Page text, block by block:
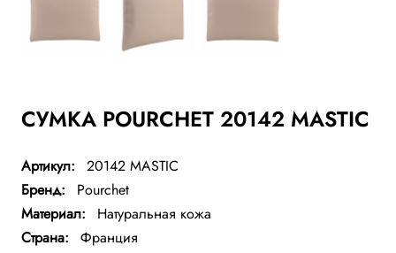
СУМКА POURCHET 20142 MASTIC
Артикул:
20142 MASTIC
Бренд:
Pourchet
Материал:
Натуральная кожа
Страна:
Франция